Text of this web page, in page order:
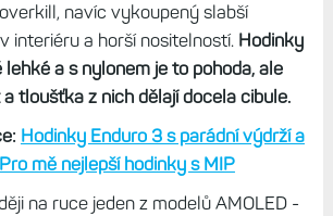
navíc vykoupený slabší
interiéru a horší nositelností. Hodinky
a s nylonem je to pohoda, ale
tloušťka z nich dělají docela cibule.
Hodinky Enduro 3 s parádní výdrží a
mě nejlepší hodinky s MIP
na ruce jeden z modelů AMOLED -